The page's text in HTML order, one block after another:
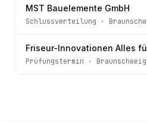
MST Bauelemente GmbH
Schlussverteilung ·
Prüfungstermin · Braunschweig